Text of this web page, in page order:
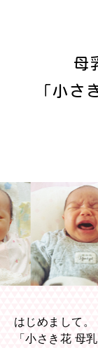
母
「小さ
はじめまして。
「小さき花 母